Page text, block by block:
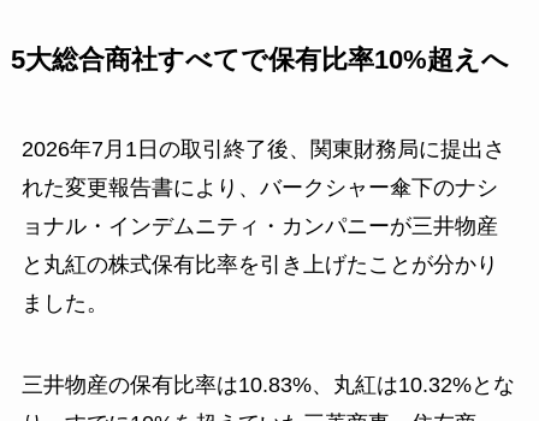
5大総合商社すべてで保有比率10%超えへ
2026年7月1日の取引終了後、関東財務局に提出さ
れた変更報告書により、バークシャー傘下のナシ
ョナル・インデムニティ・カンパニーが三井物産
と丸紅の株式保有比率を引き上げたことが分かり
ました。
三井物産の保有比率は10.83%、丸紅は10.32%とな